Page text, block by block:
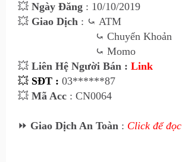
💥 Ngày Đăng : 10/10/2019
💥 Giao Dịch : ⤿ ATM
⤿ Chuyển Khoản
⤿ Momo
💥 Liên Hệ Người Bán : Link
💥 SĐT : 03******87
💥 Mã Acc : CN0064
⏩ Giao Dịch An Toàn : Click để đọc